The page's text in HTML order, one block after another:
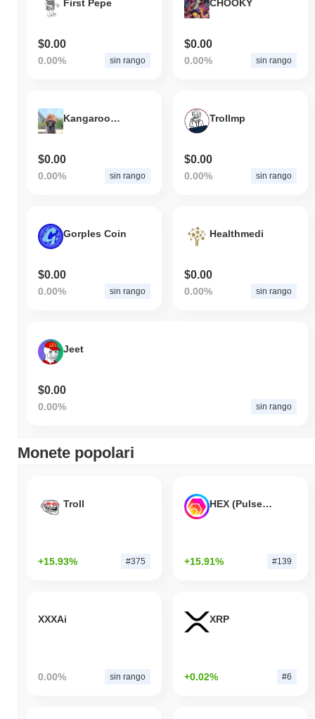
First Pepe
$0.00
0.00% sin rango
CHOOKY
$0.00
0.00% sin rango
KangarooWifHat
$0.00
0.00% sin rango
Trollmp
$0.00
0.00% sin rango
Gorples Coin
$0.00
0.00% sin rango
Healthmedi
$0.00
0.00% sin rango
Jeet
$0.00
0.00% sin rango
Monete popolari
Troll
+15.93% #375
HEX (Pulsechain)
+15.91% #139
XXXAi
0.00% sin rango
XRP
+0.02% #6